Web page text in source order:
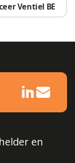
Ventiel BE
en